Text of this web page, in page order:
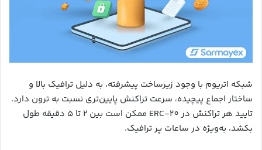
شبکه اتریوم با وجود زیرساخت پیشرفته، به دلیل ترافیک بالا و
ساختار اجماع پیچیده، سرعت تراکنش پایین‌تری نسبت به ترون دارد.
تایید هر تراکنش در ERC-20 ممکن است بین ۲ تا ۵ دقیقه طول
بکشد، به‌ویژه در ساعات پر ترافیک.